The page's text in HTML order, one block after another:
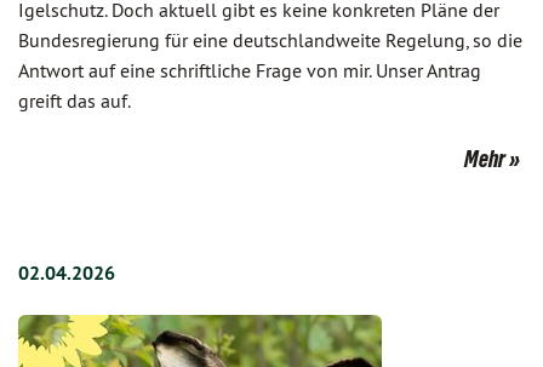
Igelschutz. Doch aktuell gibt es keine konkreten Pläne der
Bundesregierung für eine deutschlandweite Regelung, so die
Antwort auf eine schriftliche Frage von mir. Unser Antrag
greift das auf.
Mehr
02.04.2026